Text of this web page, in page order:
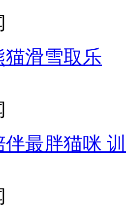
猫滑雪取乐
伴最胖猫咪